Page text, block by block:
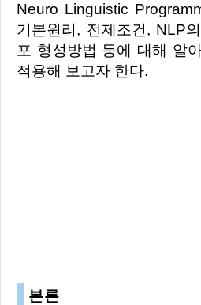
Neuro Linguistic
기본원리, 전제조건, NLP
포 형성방법 등에 대해 알
적용해 보고자 한다.
본론